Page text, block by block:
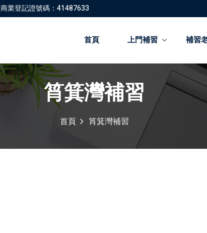
商業登記證號碼：41487633
首頁 上門補習 補習
筲箕灣補習
首頁 筲箕灣補習
登錄 註冊
登錄
您還沒有帳號?註冊